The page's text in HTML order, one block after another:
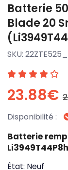
Batterie
Blade 20
SKU:
23.88€
Disponibilité :
Batterie
État: Neuf